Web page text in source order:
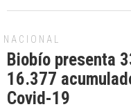
NACIONAL
Biobío presenta
16.377
Covid-19